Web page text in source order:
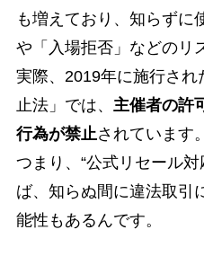
も増えており、知らずに
や「入場拒否」などのリ
実際、2019年に施行さ
止法」では、 主催者の許
行為が禁止されています。
つまり、“公式リセール
ば、知らぬ間に違法取引
能性もあるんです。